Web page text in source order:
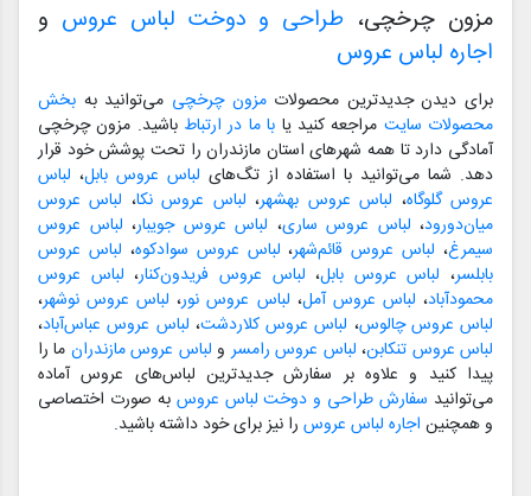
مزون چرخچی، طراحی و دوخت لباس عروس و
اجاره لباس عروس
برای دیدن جدیدترین محصولاتمزون چرخچی می‌توانید به بخش
محصولات سایت مراجعه کنید یا با ما در ارتباط باشید. مزون چرخچی
آمادگی دارد تا همه شهرهای استان مازندران را تحت پوشش خود قرار
دهد. شما می‌توانید با استفاده از تگ‌های لباس عروس بابل، لباس
عروس گلوگاه، لباس عروس بهشهر، لباس عروس نکا، لباس عروس
میان‌دورود، لباس عروس ساری، لباس عروس جویبار، لباس عروس
سیمرغ، لباس عروس قائم‌شهر، لباس عروس سوادکوه، لباس عروس
بابلسر، لباس عروس بابل، لباس عروس فریدون‌کنار، لباس عروس
محمودآباد، لباس عروس آمل، لباس عروس نور، لباس عروس نوشهر،
لباس عروس چالوس، لباس عروس کلاردشت، لباس عروس عباس‌آباد،
لباس عروس تنکابن، لباس عروس رامسر و لباس عروس مازندران ما را
پیدا کنید و علاوه بر سفارش جدیدترین لباس‌های عروس آماده
می‌توانید سفارش طراحی و دوخت لباس عروس به صورت اختصاصی
و همچنین اجاره لباس عروس را نیز برای خود داشته باشید.